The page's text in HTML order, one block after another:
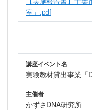
室」.pdf
講座イベント名
実験教材貸出事業「
主催者
かずさDNA研究所